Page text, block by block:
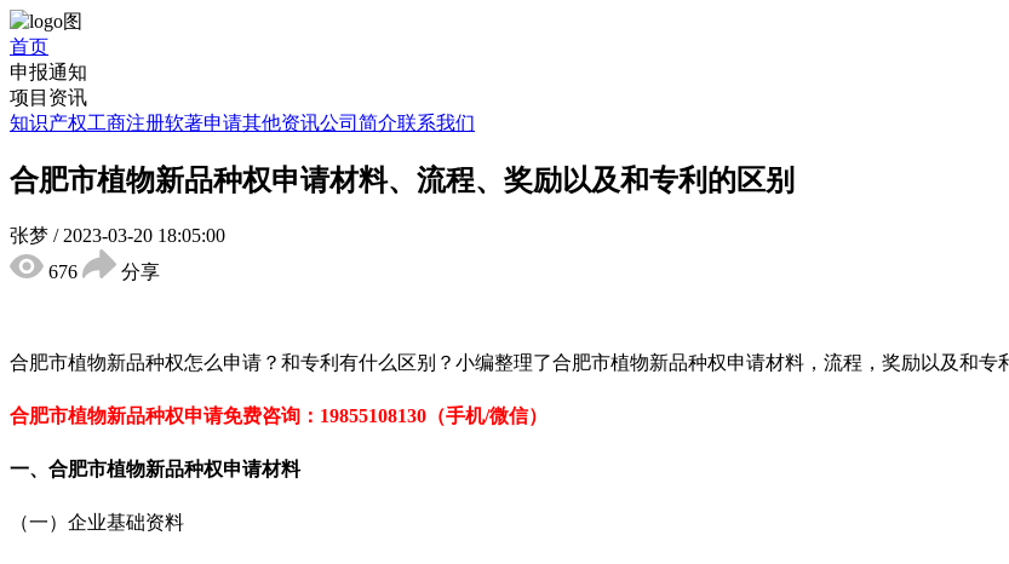
首页
申报通知
项目资讯
知识产权工商注册软著申请其他资讯公司简介联系我们
合肥市植物新品种权申请材料、流程、奖励以及和专利的区别
张梦 / 2023-03-20 18:05:00
676
分享
合肥市植物新品种权怎么申请？和专利有什么区别？小编整理了合肥市植物新品种权申请材料，流程，奖励以及和专
合肥市植物新品种权申请免费咨询：19855108130（手机/微信）
一、 合肥市植物新品种权申请材料
（一）企业基础资料